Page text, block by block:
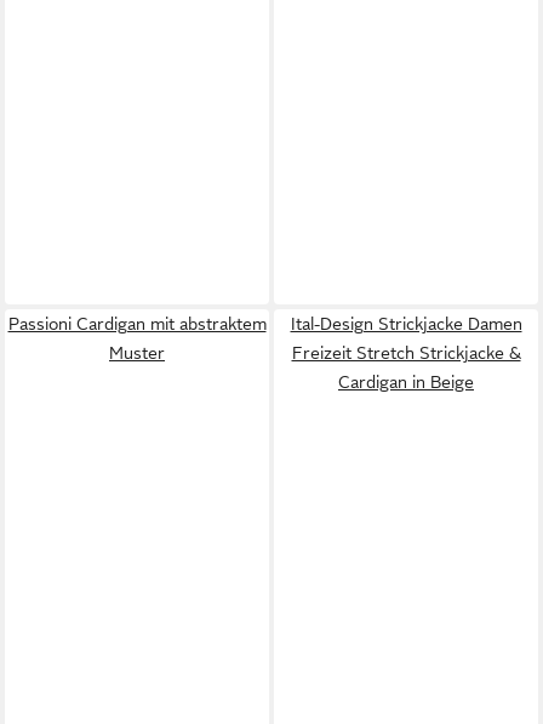
Passioni Cardigan mit abstraktem
Muster
Ital-Design Strickjacke Damen
Freizeit Stretch Strickjacke &
Cardigan in Beige